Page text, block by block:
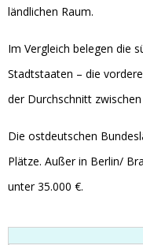
ländlichen Raum.
Im Vergleich belegen die
Stadtstaaten – die
der Durchschnitt
Die ostdeutschen
Plätze. Außer in Berlin/
unter 35.000 €.